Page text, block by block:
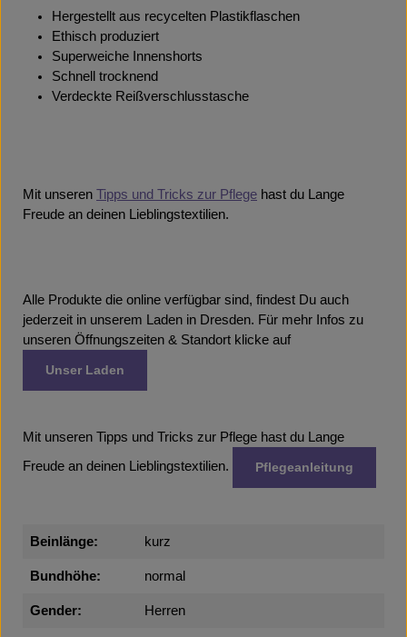
Hergestellt aus recycelten Plastikflaschen
Ethisch produziert
Superweiche Innenshorts
Schnell trocknend
Verdeckte Reißverschlusstasche
Mit unseren Tipps und Tricks zur Pflege hast du Lange
Freude an deinen Lieblingstextilien.
Alle Produkte die online verfügbar sind, findest Du auch
jederzeit in unserem Laden in Dresden. Für mehr Infos zu
unseren Öffnungszeiten & Standort klicke auf
Unser Laden
Mit unseren Tipps und Tricks zur Pflege hast du Lange
Freude an deinen Lieblingstextilien. Pflegeanleitung
Beinlänge: kurz
Bundhöhe: normal
Gender: Herren